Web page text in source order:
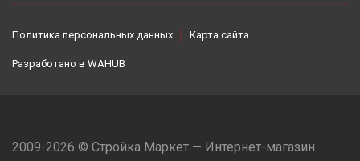
Политика персональных данных Карта сайта
Разработано в WAHUB
2009-2026 © Стройка Маркет — Интернет-магазин